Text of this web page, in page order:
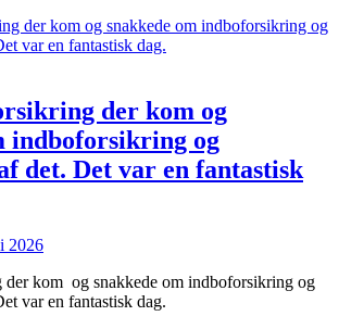
der kom og
indboforsikring og
det. Det var en fantastisk
2026
kom og snakkede om indboforsikring og
var en fantastisk dag.